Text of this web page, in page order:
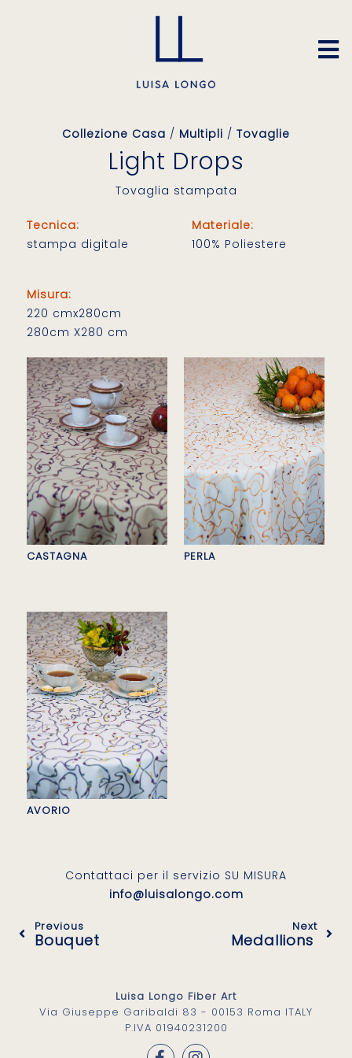
Collezione Casa / Multipli / Tovaglie
Light Drops
Tovaglia stampata
Tecnica:
stampa digitale
Materiale:
100% Poliestere
Misura:
220 cmx280cm
280cm X280 cm
CASTAGNA PERLA
AVORIO
Contattaci per il servizio SU MISURA
info@luisalongo.com
Previous
Bouquet
Next
Medallions
Luisa Longo Fiber Art
Via Giuseppe Garibaldi 83 - 00153 Roma ITALY
P.IVA 01940231200